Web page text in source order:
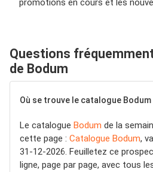
promotions en cours et les
Questions
de Bodum
Où se trouve le catalogue
Le catalogue Bodum de la
cette page : Catalogue Bodum,
31-12-2026. Feuilletez ce
ligne, page par page, avec tous